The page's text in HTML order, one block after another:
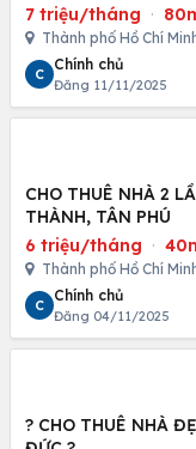
7 triệu/tháng ·
Thành phố Hồ Chí
C
Chính chủ
Đăng 11/11/2025
CHO THUÊ NHÀ 2
THÀNH, TÂN PHÚ
6 triệu/tháng ·
Thành phố Hồ Chí
C
Chính chủ
Đăng 04/11/2025
? CHO THUÊ NHÀ